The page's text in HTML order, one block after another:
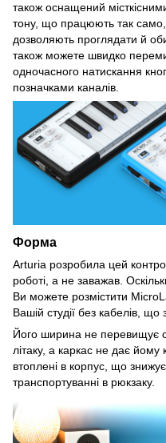
також оснащений
тону, що працюють так
дозволяють проглядати й
також можете швидко
одночасного натискання
позначками каналів.
Форма
Arturia розробила цей
роботі, а не заважав.
Ви можете розмістити
Вашій студії без кабелів, що
Його ширина не перевищує
літаку, а каркас не дає йому
втоплені в корпус, що
транспортуванні в рюкзаку.